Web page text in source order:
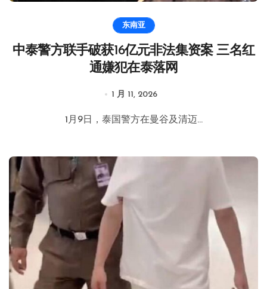
东南亚
中泰警方联手破获16亿元非法集资案 三名红
通嫌犯在泰落网
1 月 11, 2026
1月9日，泰国警方在曼谷及清迈...